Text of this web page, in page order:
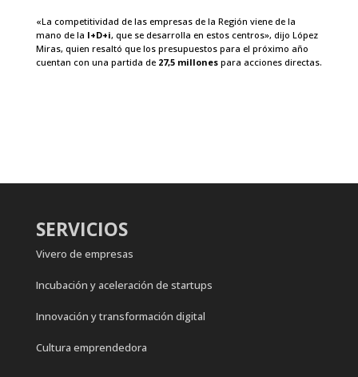
«La competitividad de las empresas de la Región viene de la
mano de la I+D+i, que se desarrolla en estos centros», dijo López
Miras, quien resaltó que los presupuestos para el próximo año
cuentan con una partida de 27,5 millonespara acciones directas.
SERVICIOS
Vivero de empresas
Incubación y aceleración de startups
Innovación y transformación digital
Cultura emprendedora